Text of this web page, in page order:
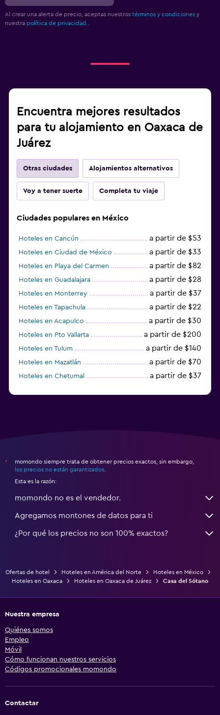
Al crear una alerta de precio, aceptas nuestros términos y condiciones y
nuestra política de privacidad.
Encuentra mejores resultados
para tu alojamiento en Oaxaca de
Juárez
Otras ciudades Alojamientos alternativos
Voy a tener suerte Completa tu viaje
Ciudades populares en México
Hoteles en Cancún a partir de $53
Hoteles en Ciudad de México a partir de $33
Hoteles en Playa del Carmen a partir de $82
Hoteles en Guadalajara a partir de $28
Hoteles en Monterrey a partir de $37
Hoteles en Tapachula a partir de $22
Hoteles en Acapulco a partir de $30
Hoteles en Pto Vallarta a partir de $200
Hoteles en Tulum a partir de $140
Hoteles en Mazatlán a partir de $70
Hoteles en Chetumal a partir de $37
*
momondo siempre trata de obtener precios exactos, sin embargo,
los precios no están garantizados
Esta es la razón:
momondo no es el vendedor.
Agregamos montones de datos para ti
¿Por qué los precios no son 100% exactos?
Ofertas de hotel Hoteles en América del Norte
Hoteles en México
Hoteles en Oaxaca
Hoteles en Oaxaca de Juárez Casa del Sótano
Nuestra empresa
Quiénes somos
Empleo
Móvil
Cómo funcionan nuestros servicios
Códigos promocionales momondo
Contactar